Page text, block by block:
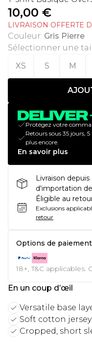
10,00 €
LIVRAISON OFFERTE
Couleur: Gris Pierre
Sélectionner une
XS
S M
Protégez votre
Retours sous 35 jours,
plus encore.
En savoir plus
Livraison
d'importation
Éligible au
Exclusions
retour
Options de
18+, T&C applicables.
En un coup d’œil
Versatile base
Soft cotton jersey
Cropped, short